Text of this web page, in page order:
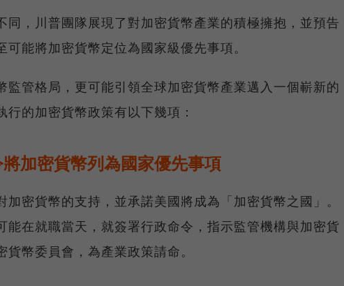
同，川普團隊展現了對加密貨幣產業的積極擁抱，並預告
能將加密貨幣定位為國家級優先事項。
監管格局，更可能引領全球加密貨幣產業邁入一個嶄新的
的加密貨幣政策有以下幾項：
加密貨幣列為國家優先事項
加密貨幣的支持，並承諾美國將成為「加密貨幣之國」。
能在就職當天，就簽署行政命令，指示監管機構與加密貨
幣委員會，為產業政策請命。